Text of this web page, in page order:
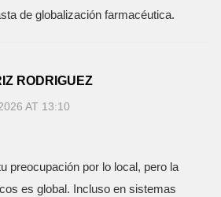
de globalización farmacéutica.
RODRIGUEZ
AT 13:10
preocupación por lo local, pero la
es global. Incluso en sistemas